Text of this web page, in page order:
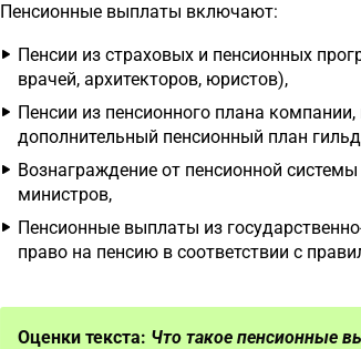
Пенсионные выплаты включают:
Пенсии из страховых и пенсионных
врачей, архитекторов, юристов),
Пенсии из пенсионного плана
дополнительный пенсионный план
Вознаграждение от пенсионной
министров,
Пенсионные выплаты из
право на пенсию в соответствии с
Оценки текста: Что такое пенсионные